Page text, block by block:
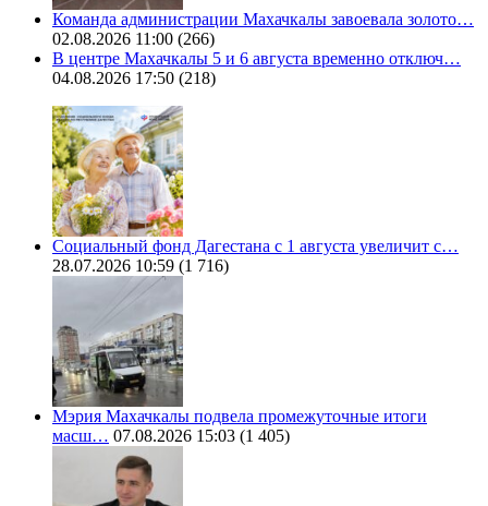
Команда администрации Махачкалы завоевала золото…
02.08.2026 11:00 (266)
В центре Махачкалы 5 и 6 августа временно отключ…
04.08.2026 17:50 (218)
Социальный фонд Дагестана с 1 августа увеличит с…
28.07.2026 10:59 (1 716)
Мэрия Махачкалы подвела промежуточные итоги
масш… 07.08.2026 15:03 (1 405)